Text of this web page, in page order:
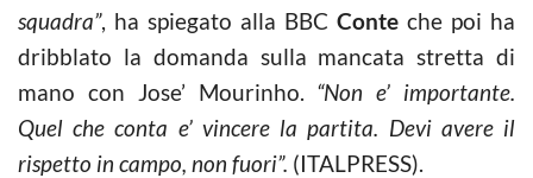
squadra”, ha spiegato alla BBC Conte che poi ha
dribblato la domanda sulla mancata stretta di
mano con Jose’ Mourinho. “Non e’ importante.
Quel che conta e’ vincere la partita. Devi avere il
rispetto in campo, non fuori”. (ITALPRESS).